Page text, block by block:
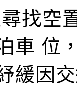
找空
車 位
緩因